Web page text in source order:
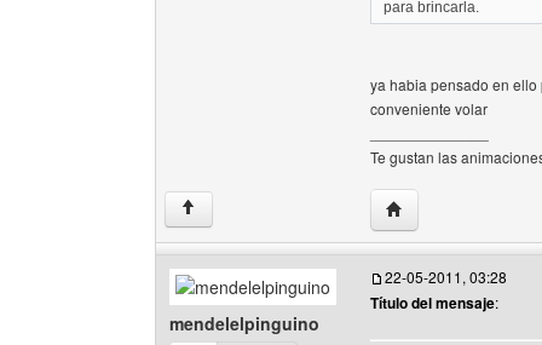
para brincarla.
ya habia pensado en
conveniente volar
Te gustan las
↑ Visitar sitio web del
mendelelpinguino
22-05-2011, 03:28
Título del mensaje: